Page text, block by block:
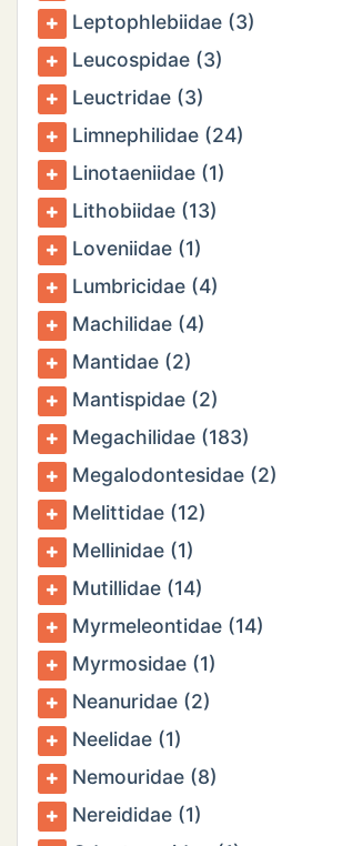
Leptophlebiidae (3)
Leucospidae (3)
Leuctridae (3)
Limnephilidae (24)
Linotaeniidae (1)
Lithobiidae (13)
Loveniidae (1)
Lumbricidae (4)
Machilidae (4)
Mantidae (2)
Mantispidae (2)
Megachilidae (183)
Megalodontesidae (2)
Melittidae (12)
Mellinidae (1)
Mutillidae (14)
Myrmeleontidae (14)
Myrmosidae (1)
Neanuridae (2)
Neelidae (1)
Nemouridae (8)
Nereididae (1)